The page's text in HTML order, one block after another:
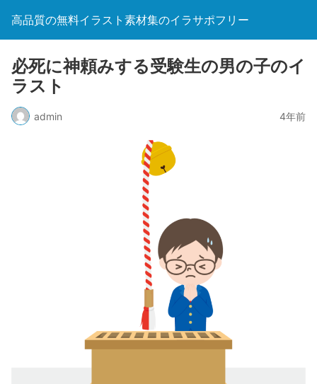
高品質の無料イラスト素材集のイラサポフリー
必死に神頼みする受験生の男の子のイ
ラスト
admin 4年前